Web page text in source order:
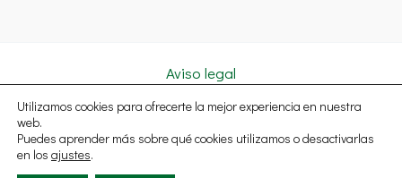
Aviso legal
Política de cookies
Copyright © 2026 Portal Tecnoagrícola Noticias España | Todos
Utilizamos cookies para ofrecerte la mejor experiencia en nuestra
web.
Puedes aprender más sobre qué cookies utilizamos o desactivarlas
en los ajustes.